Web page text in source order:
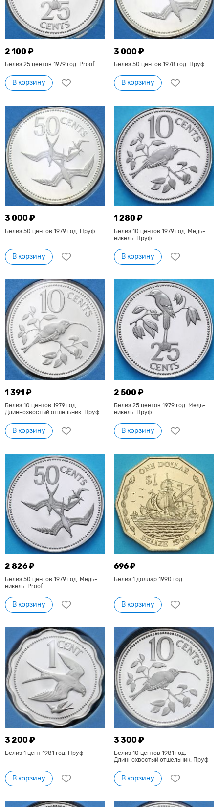
2 100 ₽
Белиз 25 центов 1979 год. Proof
В корзину
3 000 ₽
Белиз 50 центов 1978 год. Пруф
В корзину
3 000 ₽
Белиз 50 центов 1979 год. Пруф
В корзину
1 280 ₽
Белиз 10 центов 1979 год. Медь-
никель. Пруф
В корзину
1 391 ₽
Белиз 10 центов 1979 год.
Длиннохвостый отшельник. Пруф
В корзину
2 500 ₽
Белиз 25 центов 1979 год. Медь-
никель. Пруф
В корзину
2 826 ₽
Белиз 50 центов 1979 год. Медь-
никель. Proof
В корзину
696 ₽
Белиз 1 доллар 1990 год.
В корзину
3 200 ₽
Белиз 1 цент 1981 год. Пруф
В корзину
3 300 ₽
Белиз 10 центов 1981 год.
Длиннохвостый отшельник. Пруф
В корзину